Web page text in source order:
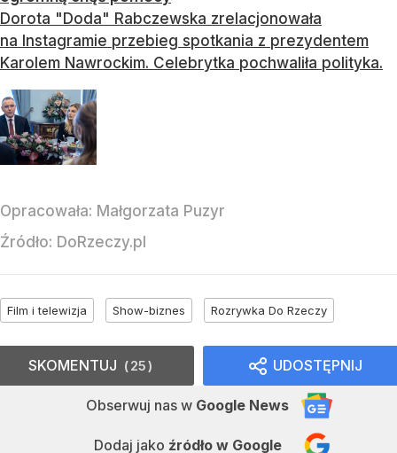
Dorota "Doda" Rabczewska zrelacjonowała
na Instagramie przebieg spotkania z prezydentem
Karolem Nawrockim. Celebrytka pochwaliła polityka.
Opracowała: Małgorzata Puzyr
Źródło: DoRzeczy.pl
Film i telewizja Show-biznes Rozrywka Do Rzeczy
UDOSTĘPNIJ
Obserwuj nas w Google News
Dodaj jako źródło w Google
SKOMENTUJ 25